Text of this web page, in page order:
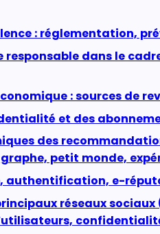
: réglementation,
responsable dans le
: sources de
et des
des
petit monde,
authentification, e-
réseaux